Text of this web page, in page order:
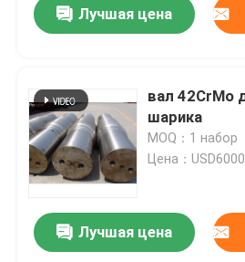
Лучшая цена
вал 42CrMo
шарика
MOQ：1 набор
Цена：
Лучшая цена